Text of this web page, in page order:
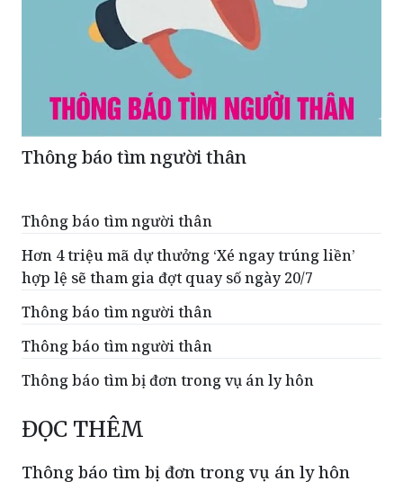
Thông báo tìm người thân
Thông báo tìm người thân
hợp lệ sẽ tham gia đợt quay số ngày 20/7
Thông báo tìm người thân
ĐỌC THÊM
Thông báo tìm bị đơn trong vụ án ly hôn
vừa phát thông báo, đề nghị anh Vũ